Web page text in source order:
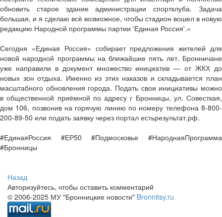
обновить старое здание администрации спортклуба. Задача
большая, и я сделаю всё возможное, чтобы стадион вошел в новую
редакцию Народной программы партии 'Единая Россия'.»
Сегодня «Единая Россия» собирает предложения жителей для
новой народной программы на ближайшие пять лет. Бронничане
уже направили в документ множество инициатив — от ЖКХ до
новых зон отдыха. Именно из этих наказов и складывается план
масштабного обновления города. Подать свои инициативы можно
в общественной приёмной по адресу г Бронницы, ул. Совесткая,
дом 106, позвонив на горячую линию по номеру телефона 8-800-
200-89-50 или подать заявку через портал естьрезультат.рф.
#ЕдинаяРоссия #ЕР50 #Подмосковье #НароднаяПрограмма
#Бронницы
Назад
Авторизуйтесь, чтобы оставить комментарий
© 2006-2025 МУ "Бронницкие новости" Bronnitsy.ru